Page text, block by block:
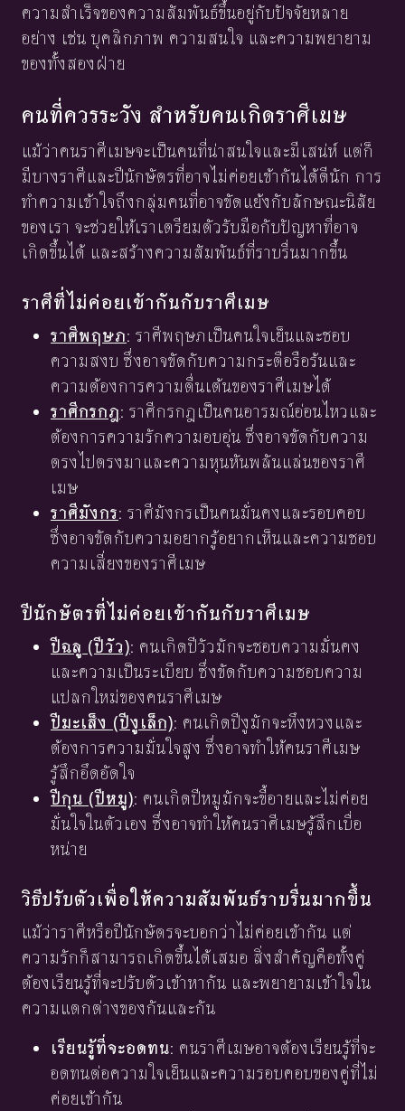
ความสำเร็จของความสัมพันธ์ขึ้นอยู่กับปัจจัยหลาย
อย่าง เช่น บุคลิกภาพ ความสนใจ และความพยายาม
ของทั้งสองฝ่าย
คนที่ควรระวัง สำหรับคนเกิดราศีเมษ
แม้ว่าคนราศีเมษจะเป็นคนที่น่าสนใจและมีเสน่ห์ แต่ก็
มีบางราศีและปีนักษัตรที่อาจไม่ค่อยเข้ากันได้ดีนัก การ
ทำความเข้าใจถึงกลุ่มคนที่อาจขัดแย้งกับลักษณะนิสัย
ของเรา จะช่วยให้เราเตรียมตัวรับมือกับปัญหาที่อาจ
เกิดขึ้นได้ และสร้างความสัมพันธ์ที่ราบรื่นมากขึ้น
ราศีที่ไม่ค่อยเข้ากันกับราศีเมษ
ราศีพฤษภ: ราศีพฤษภเป็นคนใจเย็นและชอบ
ความสงบ ซึ่งอาจขัดกับความกระตือรือร้นและ
ความต้องการความตื่นเต้นของราศีเมษได้
ราศีกรกฎ: ราศีกรกฎเป็นคนอารมณ์อ่อนไหวและ
ต้องการความรักความอบอุ่น ซึ่งอาจขัดกับความ
ตรงไปตรงมาและความหุนหันพลันแล่นของราศี
เมษ
ราศีมังกร: ราศีมังกรเป็นคนมั่นคงและรอบคอบ
ซึ่งอาจขัดกับความอยากรู้อยากเห็นและความชอบ
ความเสี่ยงของราศีเมษ
ปีนักษัตรที่ไม่ค่อยเข้ากันกับราศีเมษ
ปีฉลู (ปีวัว): คนเกิดปีวัวมักจะชอบความมั่นคง
และความเป็นระเบียบ ซึ่งขัดกับความชอบความ
แปลกใหม่ของคนราศีเมษ
ปีมะเส็ง (ปีงูเล็ก): คนเกิดปีงูมักจะหึงหวงและ
ต้องการความมั่นใจสูง ซึ่งอาจทำให้คนราศีเมษ
รู้สึกอึดอัดใจ
ปีกุน (ปีหมู): คนเกิดปีหมูมักจะขี้อายและไม่ค่อย
มั่นใจในตัวเอง ซึ่งอาจทำให้คนราศีเมษรู้สึกเบื่อ
หน่าย
วิธีปรับตัวเพื่อให้ความสัมพันธ์ราบรื่นมากขึ้น
แม้ว่าราศีหรือปีนักษัตรจะบอกว่าไม่ค่อยเข้ากัน แต่
ความรักก็สามารถเกิดขึ้นได้เสมอ สิ่งสำคัญคือทั้งคู่
ต้องเรียนรู้ที่จะปรับตัวเข้าหากัน และพยายามเข้าใจใน
ความแตกต่างของกันและกัน
เรียนรู้ที่จะอดทน: คนราศีเมษอาจต้องเรียนรู้ที่จะ
อดทนต่อความใจเย็นและความรอบคอบของคู่ที่ไม่
ค่อยเข้ากัน